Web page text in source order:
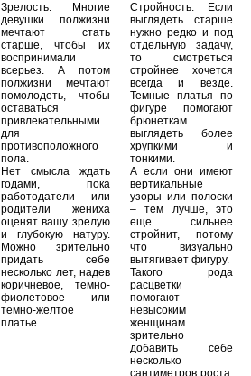
Зрелость. Многие
девушки полжизни
мечтают стать
старше, чтобы их
воспринимали
всерьез. А потом
полжизни мечтают
помолодеть, чтобы
оставаться
привлекательными
для
противоположного
пола.
Нет смысла ждать
годами, пока
работодатели или
родители жениха
оценят вашу зрелую
и глубокую натуру.
Можно зрительно
придать себе
несколько лет, надев
коричневое, темно-
фиолетовое или
темно-желтое
платье.
Стройность. Если
выглядеть старше
нужно редко и под
отдельную задачу,
то смотреться
стройнее хочется
всегда и везде.
Темные платья по
фигуре помогают
брюнеткам
выглядеть более
хрупкими и
тонкими.
А если они имеют
вертикальные
узоры или полоски
– тем лучше, это
еще сильнее
стройнит, потому
что визуально
вытягивает фигуру.
Такого рода
расцветки
помогают
невысоким
женщинам
зрительно
добавить себе
несколько
сантиметров роста.